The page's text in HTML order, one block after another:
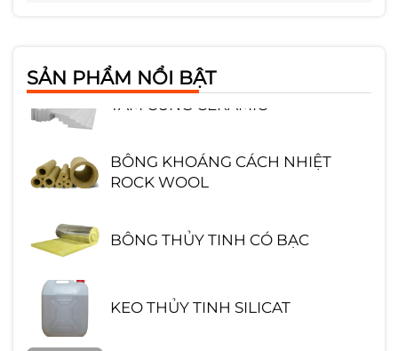
SẢN PHẨM NỔI BẬT
TẤM CỨNG CERAMIC
ROCK WOOL
BÔNG THỦY TINH CÓ BẠC
KEO THỦY TINH SILICAT